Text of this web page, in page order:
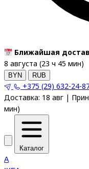
Ближайшая
8 августа (23 ч 45 мин)
BYN RUB
+375 (29) 632-24-
Доставка: 18 авг |
мин)
Каталог
A